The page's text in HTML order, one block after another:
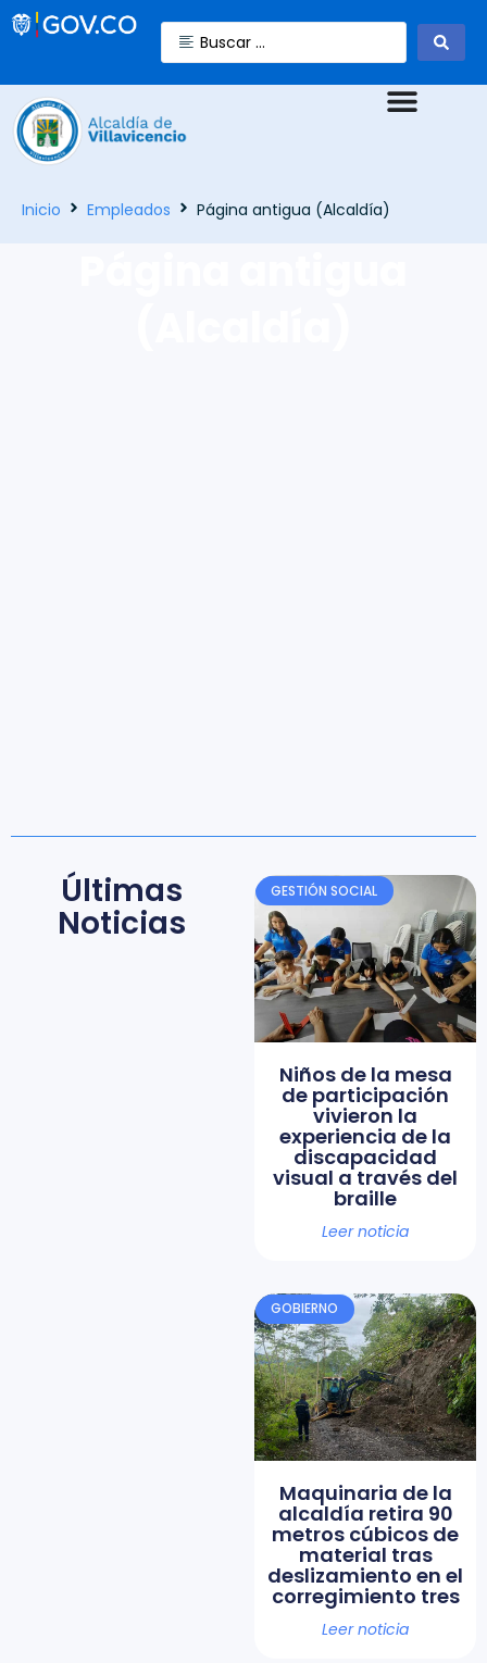
Inicio Empleados Página antigua (Alcaldía)
Últimas
Noticias
GESTIÓN SOCIAL
Niños de la mesa
de participación
vivieron la
experiencia de la
discapacidad
visual a través del
braille
Leer noticia
GOBIERNO
Maquinaria de la
alcaldía retira 90
metros cúbicos de
material tras
deslizamiento en el
corregimiento tres
Leer noticia